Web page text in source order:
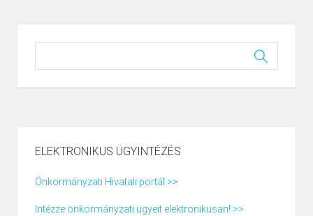
ELEKTRONIKUS ÜGYINTÉZÉS
Önkormányzati Hivatali portál >>
Intézze önkormányzati ügyeit elektronikusan! >>